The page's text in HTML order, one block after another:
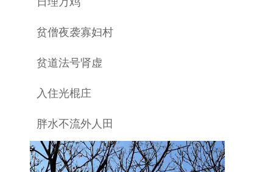
贫僧夜袭寡妇村
贫道法号肾虚
入住光棍庄
胖水不流外人田